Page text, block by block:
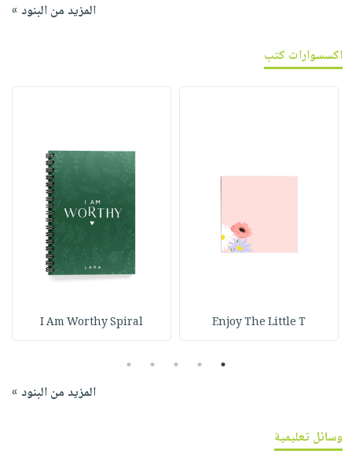
المزيد من البنود »
اكسسوارات كتب
Enjoy The Little T
I Am Worthy Spiral
1
2
3
4
5
المزيد من البنود »
وسائل تعليمية